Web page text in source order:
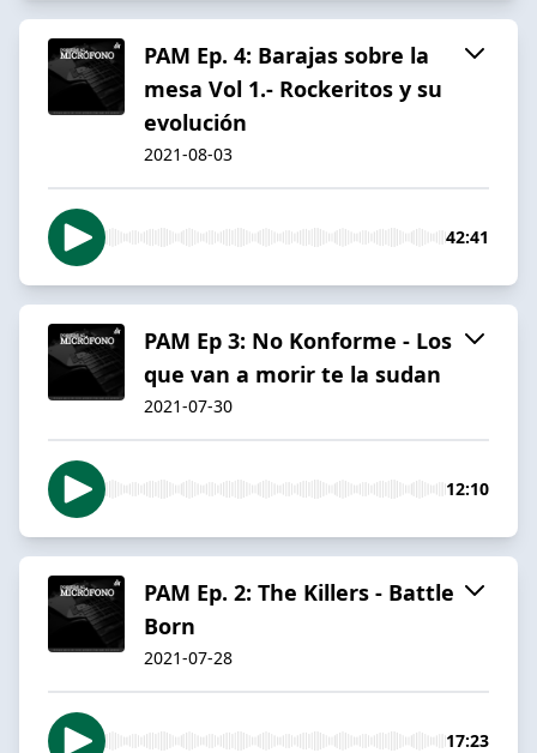
PAM Ep. 4: Barajas sobre la
mesa Vol 1.- Rockeritos y su
evolución
2021-08-03
42:41
PAM Ep 3: No Konforme - Los
que van a morir te la sudan
2021-07-30
12:10
PAM Ep. 2: The Killers - Battle
Born
2021-07-28
17:23